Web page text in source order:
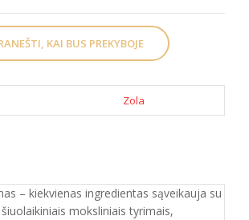
KAI BUS PREKYBOJE
Zola
– kiekvienas ingredientas sąveikauja su
moksliniais tyrimais,